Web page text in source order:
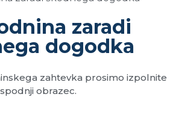
zaradi
dogodka
zahtevka prosimo izpolnite
spodnji obrazec.